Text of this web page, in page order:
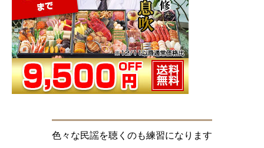
色々な民謡を聴くのも練習になります